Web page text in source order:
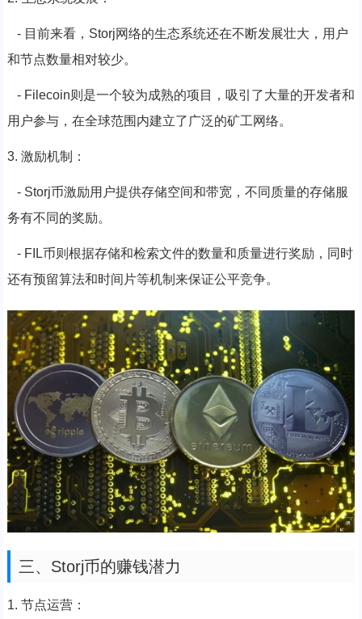
- 目前来看，Storj网络的生态系统还在不断发展壮大，用户
和节点数量相对较少。
- Filecoin则是一个较为成熟的项目，吸引了大量的开发者和
用户参与，在全球范围内建立了广泛的矿工网络。
3. 激励机制：
- Storj币激励用户提供存储空间和带宽，不同质量的存储服
务有不同的奖励。
- FIL币则根据存储和检索文件的数量和质量进行奖励，同时
还有预留算法和时间片等机制来保证公平竞争。
三、Storj币的赚钱潜力
1. 节点运营：